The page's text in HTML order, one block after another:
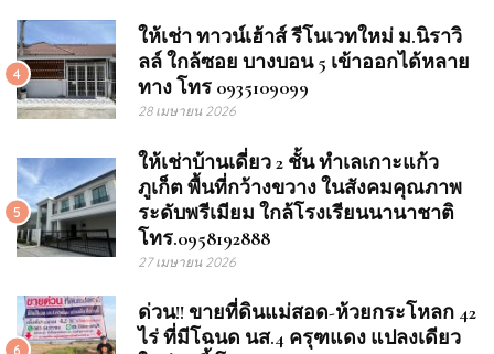
4
ให้เช่า ทาวน์เฮ้าส์ รีโนเวทใหม่ ม.นิราวิ
ลล์ ใกล้ซอย บางบอน 5 เข้าออกได้หลาย
ทาง โทร 0935109099
28 เมษายน 2026
5
ให้เช่าบ้านเดี่ยว 2 ชั้น ทำเลเกาะแก้ว
ภูเก็ต พื้นที่กว้างขวาง ในสังคมคุณภาพ
ระดับพรีเมียม ใกล้โรงเรียนนานาชาติ
โทร.0958192888
27 เมษายน 2026
6
ด่วน!! ขายที่ดินแม่สอด-ห้วยกระโหลก 42
ไร่ ที่มีโฉนด นส.4 ครุฑแดง แปลงเดียว